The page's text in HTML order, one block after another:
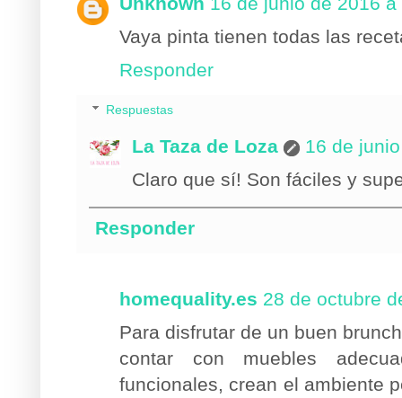
Vaya pinta tienen todas las
Responder
Respuestas
La Taza de Loza
16 de
Claro que sí! Son fáciles y
Responder
homequality.es 28 de octubre
Para disfrutar de un buen
contar con muebles
funcionales, crean el ambiente